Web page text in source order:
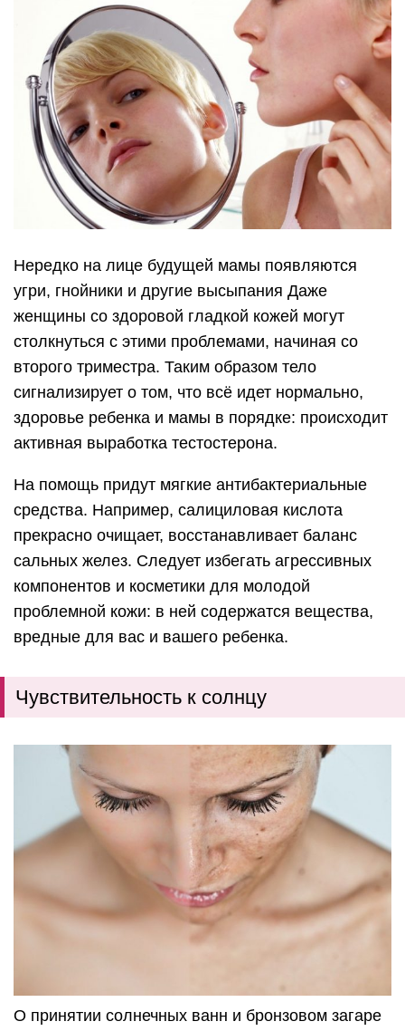
Нередко на лице будущей мамы появляются
угри, гнойники и другие высыпания Даже
женщины со здоровой гладкой кожей могут
столкнуться с этими проблемами, начиная со
второго триместра. Таким образом тело
сигнализирует о том, что всё идет нормально,
здоровье ребенка и мамы в порядке: происходит
активная выработка тестостерона.
На помощь придут мягкие антибактериальные
средства. Например, салициловая кислота
прекрасно очищает, восстанавливает баланс
сальных желез. Следует избегать агрессивных
компонентов и косметики для молодой
проблемной кожи: в ней содержатся вещества,
вредные для вас и вашего ребенка.
Чувствительность к солнцу
О принятии солнечных ванн и бронзовом загаре